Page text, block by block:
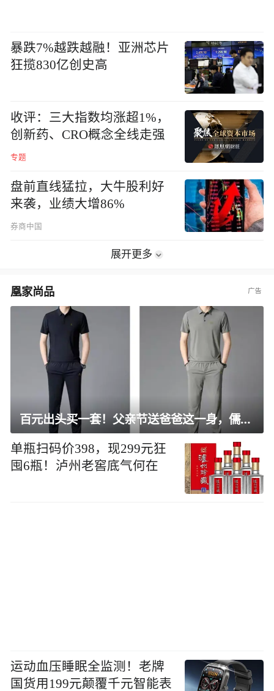
暴跌7%越跌越融！亚洲芯片
狂揽830亿创史高
收评：三大指数均涨超1%，
创新药、CRO概念全线走强
专题
盘前直线猛拉，大牛股利好
来袭，业绩大增86%
券商中国
展开更多
凰家尚品
百元出头买一套！父亲节送爸爸这一身，儒雅有型还凉爽
单瓶扫码价398，现299元狂
囤6瓶！泸州老窖底气何在
运动血压睡眠全监测！老牌
国货用199元颠覆千元智能表